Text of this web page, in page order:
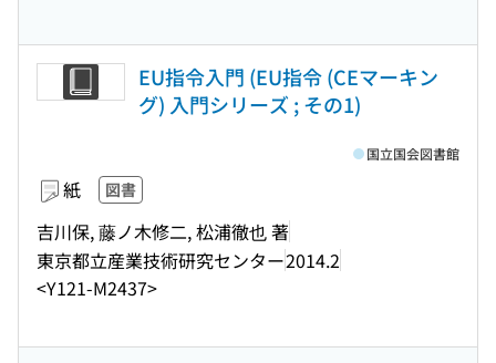
EU指令入門 (EU指令 (CEマーキン
グ) 入門シリーズ ; その1)
紙 図書
吉川保, 藤ノ木修二, 松浦徹也 著
東京都立産業技術研究センター2014.2
<Y121-M2437>
国立国会図書館